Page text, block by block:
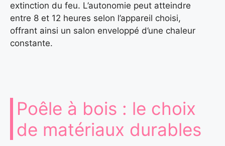
extinction du feu. L’autonomie peut atteindre
entre 8 et 12 heures selon l’appareil choisi,
offrant ainsi un salon enveloppé d’une chaleur
constante.
Poêle à bois : le choix
de matériaux durables